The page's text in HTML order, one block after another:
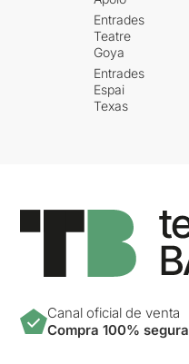
Entrades
Teatre
Goya
Entrades
Espai
Texas
Canal oficial de venta
Compra 100% segura